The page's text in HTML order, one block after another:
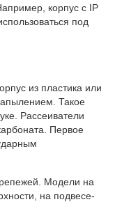
корпус с IP
под
из пластика или
Такое
Рассеиватели
Первое
Модели на
на подвесе-